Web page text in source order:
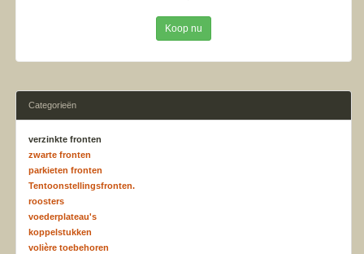
Koop nu
Categorieën
verzinkte fronten
zwarte fronten
parkieten fronten
Tentoonstellingsfronten.
roosters
voederplateau's
koppelstukken
volière toebehoren